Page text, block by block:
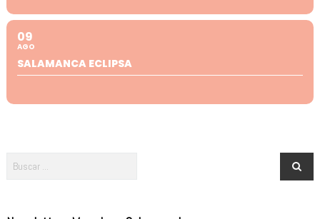
09
AGO
SALAMANCA ECLIPSA